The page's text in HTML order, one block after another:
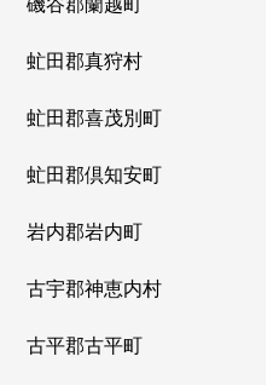
虻田郡真狩村
虻田郡喜茂別町
虻田郡倶知安町
岩内郡岩内町
古宇郡神恵内村
古平郡古平町